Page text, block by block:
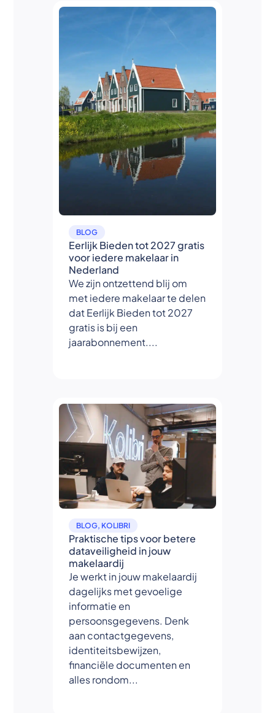
BLOG
Eerlijk Bieden tot 2027 gratis
voor iedere makelaar in
Nederland
We zijn ontzettend blij om
met iedere makelaar te delen
dat Eerlijk Bieden tot 2027
gratis is bij een
jaarabonnement....
BLOG, KOLIBRI
Praktische tips voor betere
dataveiligheid in jouw
makelaardij
Je werkt in jouw makelaardij
dagelijks met gevoelige
informatie en
persoonsgegevens. Denk
aan contactgegevens,
identiteitsbewijzen,
financiële documenten en
alles rondom...